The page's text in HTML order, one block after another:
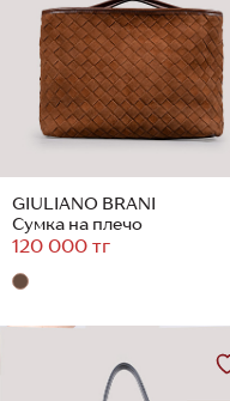
GIULIANO BRANI
Сумка на плечо
120 000 тг